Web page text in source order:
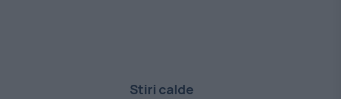
Stiri calde